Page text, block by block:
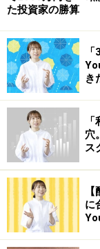
た投資家の勝算
き
穴
ス
に